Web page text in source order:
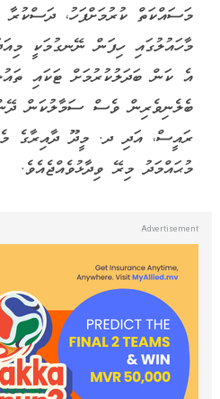
މަސައްކަތް ކުރުމަށްފަހު،
މާހައުލުގައި ހިފަން ނޭނގުމަކީ
އެ ކަން ބަދަލުކުރުމަށް ޓަކައި
ބެލެނިވެރިން ވެސް ސަމާލުކަން
ރައީސް، އަދި ދ. މީދޫ ދާއިރާގެ
މުޙައްމަދު މިރޭ ވިދާޅުވެއްޖެއެވެ.